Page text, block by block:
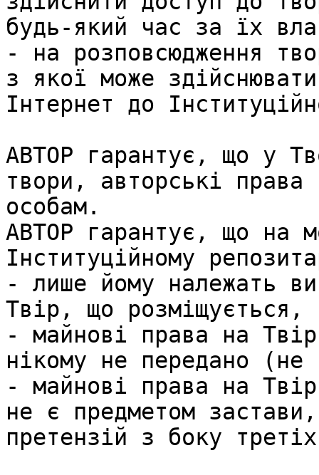
будь-який час за їх
- на розповсюдження
з якої може
Інтернет до
АВТОР гарантує, що у
твори, авторські
особам.
АВТОР гарантує, що на
Інституційному
- лише йому належать
Твір, що розміщується,
- майнові права на
нікому не передано (не
- майнові права на
не є предметом
претензій з боку